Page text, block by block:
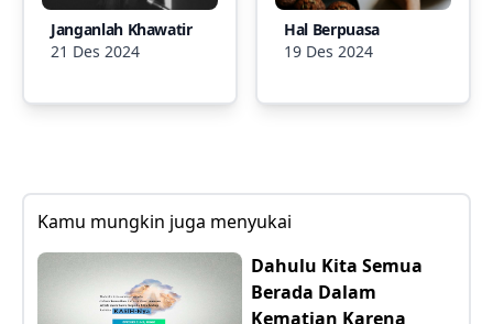
Janganlah Khawatir
21 Des 2024
Hal Berpuasa
19 Des 2024
Kamu mungkin juga menyukai
Dahulu Kita Semua
Berada Dalam
Kematian Karena